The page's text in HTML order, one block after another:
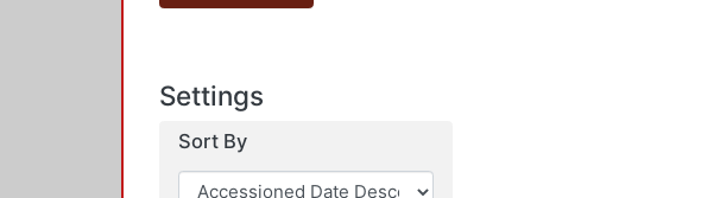
Settings
Sort By